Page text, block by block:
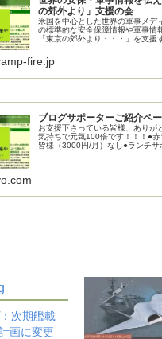
の郊外より」支援の会
米国を中心とした世界の軍事メデ
の標準的な安全保障情報や軍事情
「東京の郊外より・・・」を支援
fire.jp
ブログサポーターご紹介ペ
お支援下さっている皆様、ありが
気持ちで元気100倍です！！！●
皆様（3000円/月）なし●ランチサ
次期艦載
画に変更